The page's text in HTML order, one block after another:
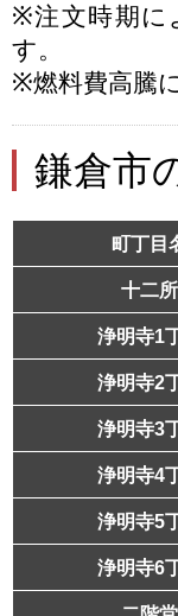
※注文時期に
す。
※燃料費高騰
鎌倉市
町丁目
十二所
浄明寺1
浄明寺2
浄明寺3
浄明寺4
浄明寺5
浄明寺6